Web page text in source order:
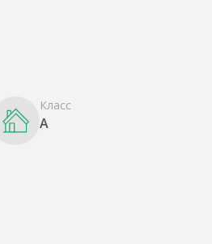
Класс
A